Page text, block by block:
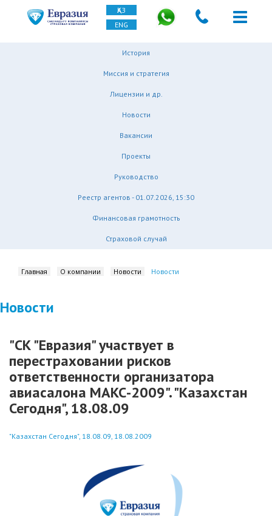
ҚАЗ
ENG
История
Миссия и стратегия
Лицензии и др.
Новости
Вакансии
Проекты
Руководство
Реестр агентов - 01.07.2026, 15:30
Финансовая грамотность
Страховой случай
Главная О компании Новости Новости
Новости
"СК "Евразия" участвует в
перестраховании рисков
ответственности организатора
авиасалона МАКС-2009". "Казахстан
Сегодня", 18.08.09
"Казахстан Сегодня", 18.08.09, 18.08.2009